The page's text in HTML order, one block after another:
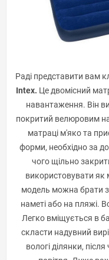
Раді представити вам
Intex. Це двомісний
навантаження. Він
покритий велюровим
матраці м'яко та
форми, необхідно за
чого щільно
використовувати як
модель можна брати
наметі або на пляжі.
Легко вміщується в
скласти надувний
вологі ділянки,